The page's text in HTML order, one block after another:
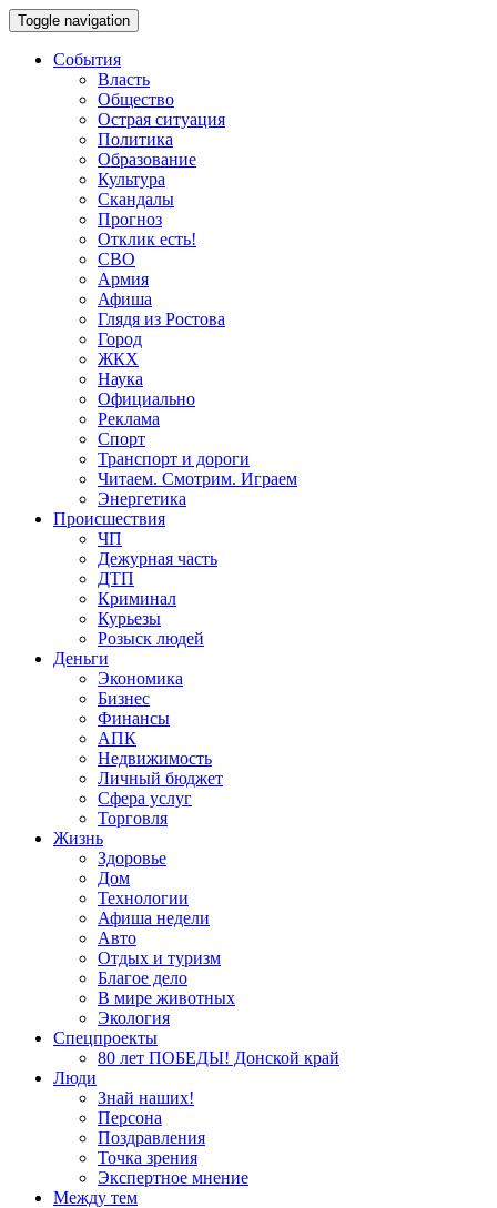
Toggle navigation
События
Власть
Общество
Острая ситуация
Политика
Образование
Культура
Скандалы
Прогноз
Отклик есть!
СВО
Армия
Афиша
Глядя из Ростова
Город
ЖКХ
Наука
Официально
Реклама
Спорт
Транспорт и дороги
Читаем. Смотрим. Играем
Энергетика
Происшествия
ЧП
Дежурная часть
ДТП
Криминал
Курьезы
Розыск людей
Деньги
Экономика
Бизнес
Финансы
АПК
Недвижимость
Личный бюджет
Сфера услуг
Торговля
Жизнь
Здоровье
Дом
Технологии
Афиша недели
Авто
Отдых и туризм
Благое дело
В мире животных
Экология
Спецпроекты
80 лет ПОБЕДЫ! Донской край
Люди
Знай наших!
Персона
Поздравления
Точка зрения
Экспертное мнение
Между тем